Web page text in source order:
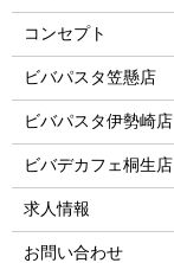
コンセプト
ビバパスタ笠懸店
ビバパスタ伊勢崎店
ビバデカフェ桐生店
求人情報
お問い合わせ